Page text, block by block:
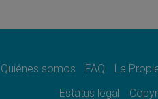
07.08.2026
07.08.2026
el compromiso
Quiénes somos FAQ La
Estatus legal